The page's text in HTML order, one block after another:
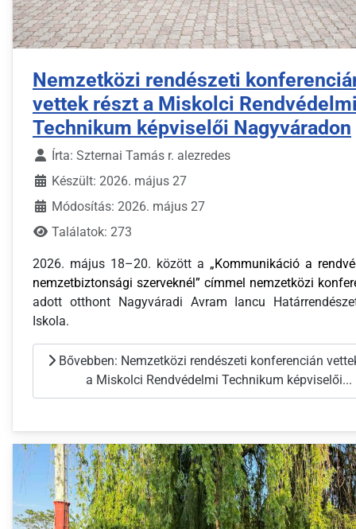
Nemzetközi rendészeti
vettek részt a Miskolci
Technikum képviselői Nagyváradon
Írta: Szternai Tamás r. alezredes
Készült: 2026. május 27
Módosítás: 2026. május 27
Találatok: 273
2026. május 18–20. között a „Kommunikáció a
nemzetbiztonsági szerveknél” címmel nemzetközi
adott otthont Nagyváradi Avram Iancu
Iskola.
Bővebben: Nemzetközi rendészeti konferencián
a Miskolci Rendvédelmi Technikum képviselői...